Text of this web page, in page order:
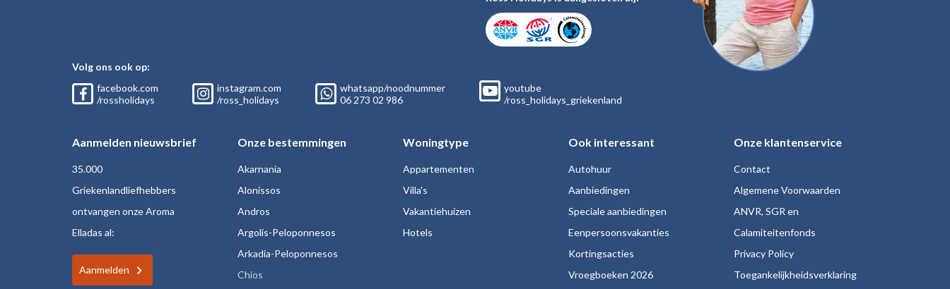
Volg ons ook op:
facebook.com
/rossholidays
instagram.com
/ross_holidays
whatsapp/noodnummer
06 273 02 986
youtube
/ross_holidays_griekenland
Aanmelden nieuwsbrief
35.000
Griekenlandliefhebbers
ontvangen onze Aroma
Elladas al:
Aanmelden
Onze bestemmingen
Akarnania
Alonissos
Andros
Argolis-Peloponnesos
Arkadia-Peloponnesos
Chios
Woningtype
Appartementen
Villa's
Vakantiehuizen
Hotels
Ook interessant
Autohuur
Aanbiedingen
Speciale aanbiedingen
Eenpersoonsvakanties
Kortingsacties
Vroegboeken 2026
Onze klantenservice
Contact
Algemene Voorwaarden
ANVR, SGR en
Calamiteitenfonds
Privacy Policy
Toegankelijkheidsverklaring